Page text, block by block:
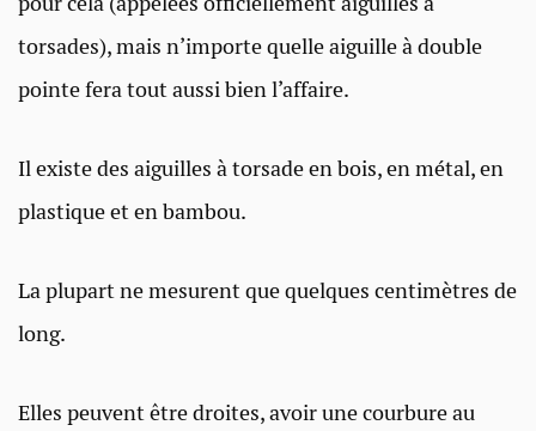
torsades), mais n’importe quelle aiguille à double
pointe fera tout aussi bien l’affaire.
Il existe des aiguilles à torsade en bois, en métal, en
plastique et en bambou.
La plupart ne mesurent que quelques centimètres de
long.
Elles peuvent être droites, avoir une courbure au